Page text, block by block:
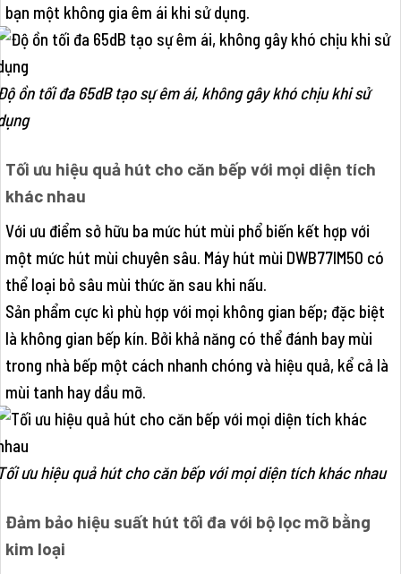
bạn một không gia êm ái khi sử dụng.
ồn tối đa 65dB tạo sự êm ái, không gây khó chịu khi sử
Tối ưu hiệu quả hút cho căn bếp với mọi diện tích
khác nhau
Với ưu điểm sở hữu ba mức hút mùi phổ biến kết hợp với
một mức hút mùi chuyên sâu. Máy hút mùi DWB77IM50 có
thể loại bỏ sâu mùi thức ăn sau khi nấu.
Sản phẩm cực kì phù hợp với mọi không gian bếp; đặc biệt
là không gian bếp kín. Bởi khả năng có thể đánh bay mùi
trong nhà bếp một cách nhanh chóng và hiệu quả, kể cả là
mùi tanh hay dầu mỡ.
ưu hiệu quả hút cho căn bếp với mọi diện tích khác nhau
Đảm bảo hiệu suất hút tối đa với bộ lọc mỡ bằng
kim loại